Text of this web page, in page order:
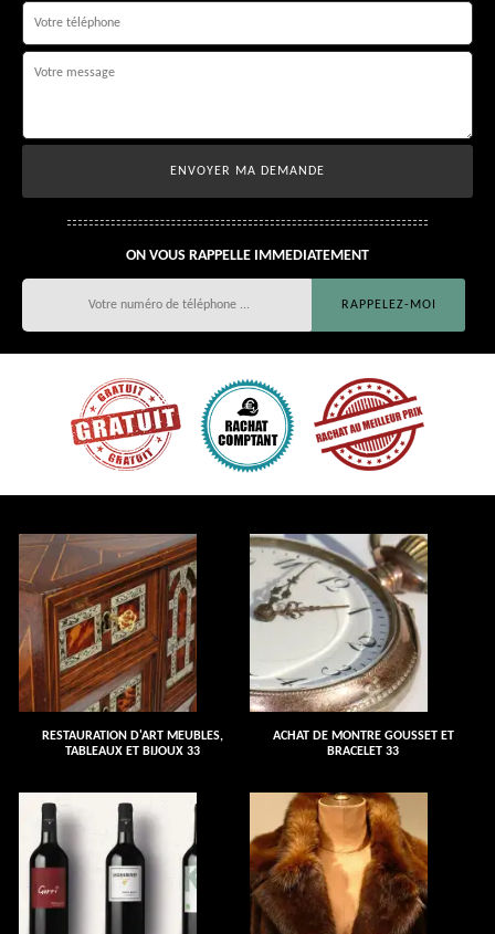
ON VOUS RAPPELLE IMMEDIATEMENT
RESTAURATION D'ART MEUBLES,
TABLEAUX ET BIJOUX 33
ACHAT DE MONTRE GOUSSET ET
BRACELET 33